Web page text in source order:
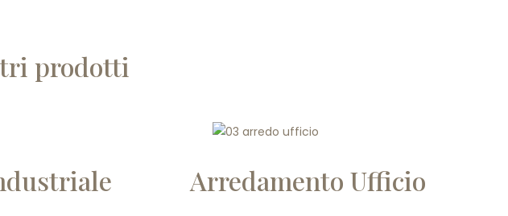
prodotti
Arredamento Ufficio